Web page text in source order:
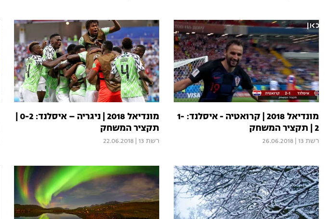
מונדיאל 2018 | קרואטיה - איסלנד: 1-
2 | תקציר המשחק
רשת 13 26.06.2018
תקציר המשחק
רשת 13 22.06.2018